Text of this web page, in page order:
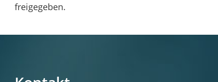
freigegeben.